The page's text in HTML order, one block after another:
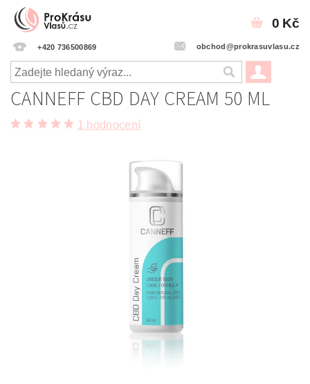
+420 736500869 obchod@prokrasuvlasu.cz
0 Kč
CANNEFF CBD DAY CREAM 50 ML
1 hodnocení